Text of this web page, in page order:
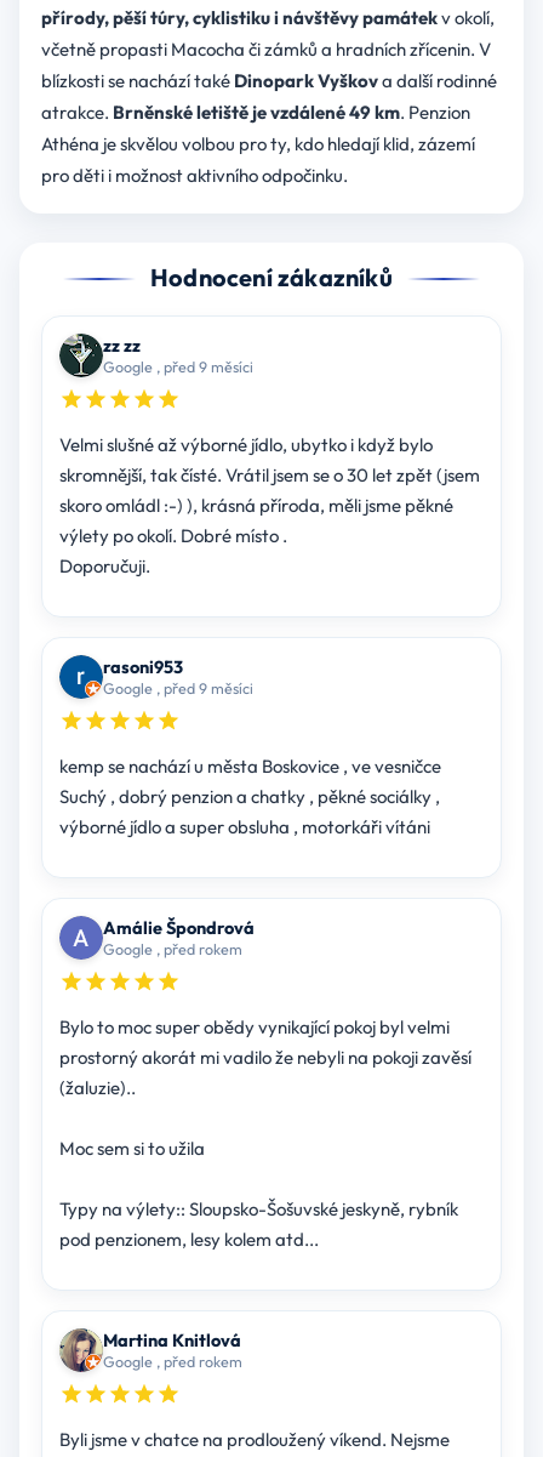
přírody, pěší túry, cyklistiku i návštěvy památekv okolí,
včetně propasti Macocha či zámků a hradních zřícenin. V
blízkosti se nachází také Dinopark Vyškova další rodinné
atrakce. Brněnské letiště je vzdálené 49 km. Penzion
Athéna je skvělou volbou pro ty, kdo hledají klid, zázemí
pro děti i možnost aktivního odpočinku.
Hodnocení zákazníků
zz zz
Google , před 9 měsíci
Velmi slušné až výborné jídlo, ubytko i když bylo
skromnější, tak čísté. Vrátil jsem se o 30 let zpět (jsem
skoro omládl :-) ), krásná příroda, měli jsme pěkné
výlety po okolí. Dobré místo .
Doporučuji.
rasoni953
Google , před 9 měsíci
kemp se nachází u města Boskovice , ve vesničce
Suchý , dobrý penzion a chatky , pěkné sociálky ,
výborné jídlo a super obsluha , motorkáři vítáni
Amálie Špondrová
Google , před rokem
Bylo to moc super obědy vynikající pokoj byl velmi
prostorný akorát mi vadilo že nebyli na pokoji zavěsí
(žaluzie)..
Moc sem si to užila
Typy na výlety:: Sloupsko-Šošuvské jeskyně, rybník
pod penzionem, lesy kolem atd...
Martina Knitlová
Google , před rokem
Byli jsme v chatce na prodloužený víkend. Nejsme